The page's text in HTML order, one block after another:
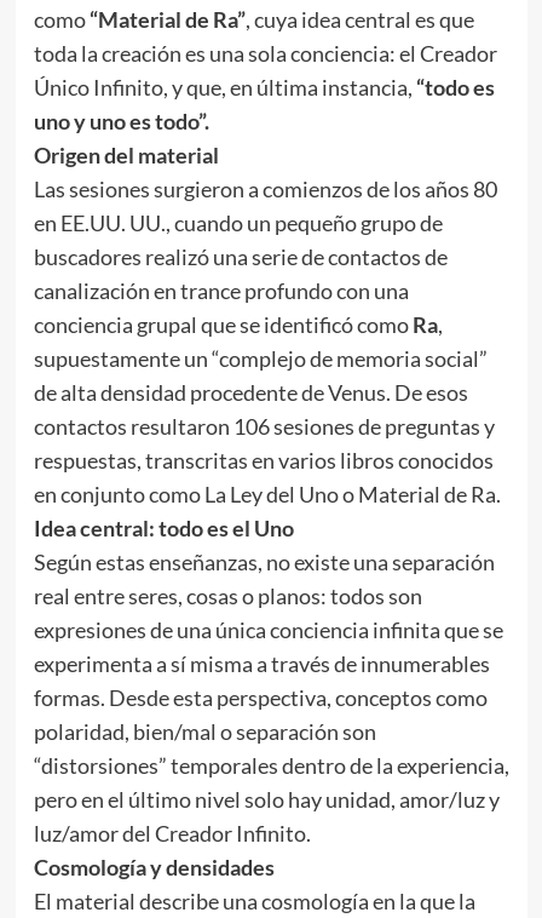
como“Material de Ra”, cuya idea central es que
toda la creación es una sola conciencia: el Creador
Único Infinito, y que, en última instancia, “todo es
uno y uno es todo”.
Origen del material
Las sesiones surgieron a comienzos de los años 80
en EE.UU. UU., cuando un pequeño grupo de
buscadores realizó una serie de contactos de
canalización en trance profundo con una
conciencia grupal que se identificó comoRa,
supuestamente un “complejo de memoria social”
de alta densidad procedente de Venus. De esos
contactos resultaron 106 sesiones de preguntas y
respuestas, transcritas en varios libros conocidos
en conjunto como La Ley del Uno o Material de Ra.
Idea central: todo es el Uno
Según estas enseñanzas, no existe una separación
real entre seres, cosas o planos: todos son
expresiones de una única conciencia infinita que se
experimenta a sí misma a través de innumerables
formas. Desde esta perspectiva, conceptos como
polaridad, bien/mal o separación son
“distorsiones” temporales dentro de la experiencia,
pero en el último nivel solo hay unidad, amor/luz y
luz/amor del Creador Infinito.
Cosmología y densidades
El material describe una cosmología en la que la